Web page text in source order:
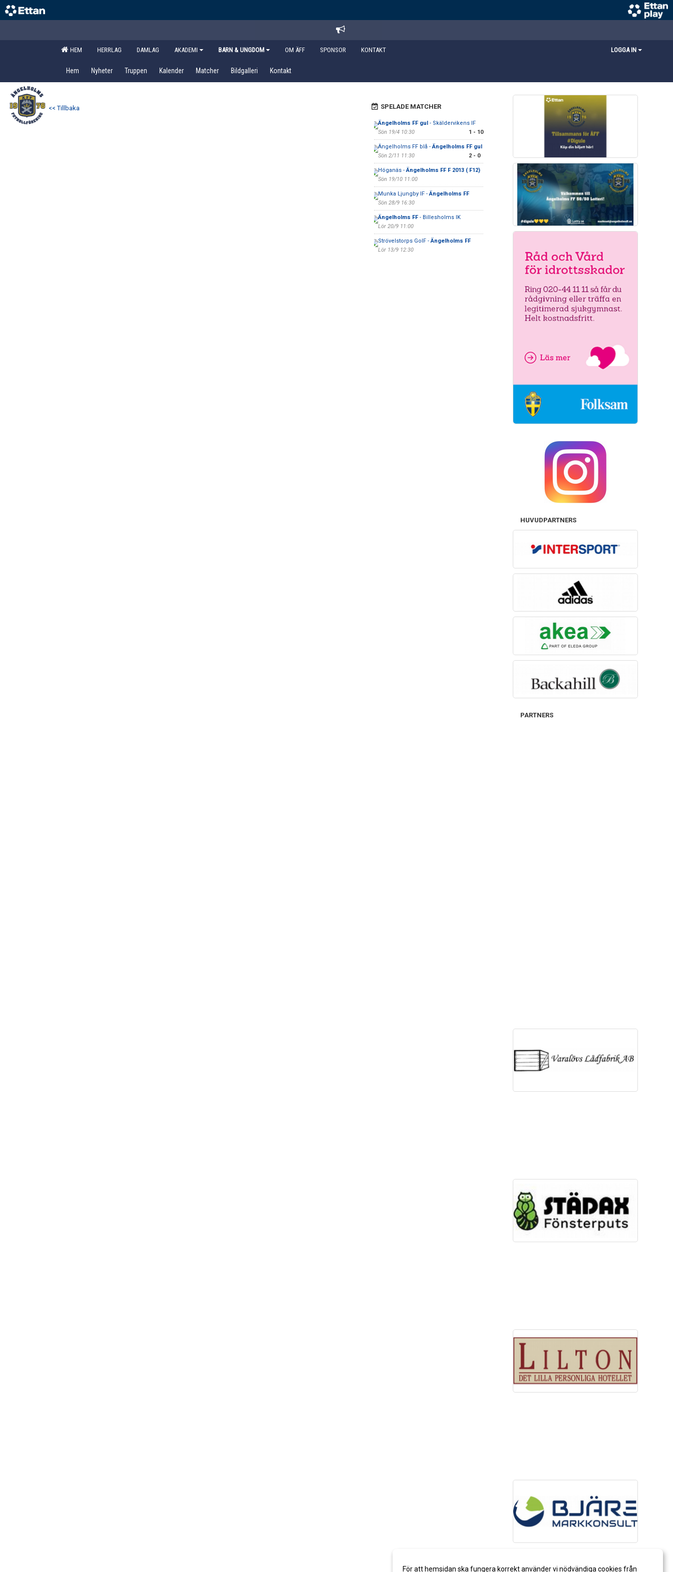
HEM HERRLAG DAMLAG AKADEMI BARN & UNGDOM OM ÄFF SPONSOR KONTAKT LOGGA IN
Hem Nyheter Truppen Kalender Matcher Bildgalleri Kontakt
<< Tillbaka SPELADE MATCHER
Ängelholms FF gul- Skäldervikens IF
Sön 19/4 10:30
1 - 10
Ängelholms FF blå -Ängelholms FF gul
Sön 2/11 11:30
2 - 0
Höganäs -Ängelholms FF F 2013 ( F12)
Sön 19/10 11:00
Munka Ljungby IF -Ängelholms FF
Sön 28/9 16:30
Ängelholms FF- Billesholms IK
Lör 20/9 11:00
Strövelstorps GoIF -Ängelholms FF
Lör 13/9 12:30
HUVUDPARTNERS
PARTNERS
För att hemsidan ska fungera korrekt använder vi nödvändiga cookies från